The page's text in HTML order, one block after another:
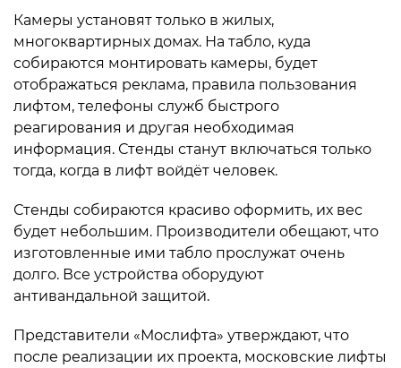
Камеры установят только в жилых,
многоквартирных домах. На табло, куда
собираются монтировать камеры, будет
отображаться реклама, правила пользования
лифтом, телефоны служб быстрого
реагирования и другая необходимая
информация. Стенды станут включаться только
тогда, когда в лифт войдёт человек.
Стенды собираются красиво оформить, их вес
будет небольшим. Производители обещают, что
изготовленные ими табло прослужат очень
долго. Все устройства оборудуют
антивандальной защитой.
Представители «Мослифта» утверждают, что
после реализации их проекта, московские лифты